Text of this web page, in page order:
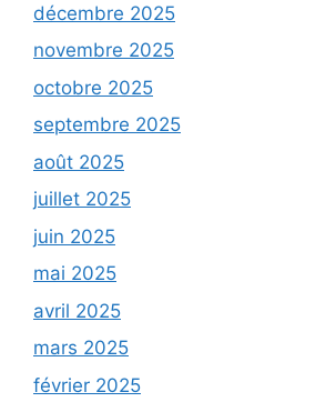
décembre 2025
novembre 2025
octobre 2025
septembre 2025
août 2025
juillet 2025
juin 2025
mai 2025
avril 2025
mars 2025
février 2025